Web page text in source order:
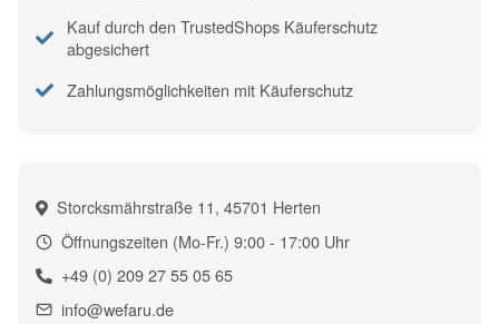
Storcksmährstraße 11, 45701 Herten
Öffnungszeiten (Mo-Fr.) 9:00 - 17:00 Uhr
+49 (0) 209 27 55 05 65
info@wefaru.de
Kauf durch den TrustedShops Käuferschutz
abgesichert
Zahlungsmöglichkeiten mit Käuferschutz